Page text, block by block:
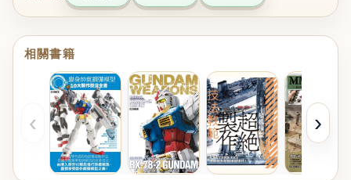
相關書籍
‹ ›